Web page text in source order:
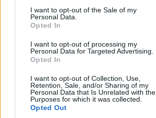
I want to opt-out of the Sale of my
Personal Data.
Opted In
I want to opt-out of processing my
Personal Data for Targeted Advertising.
Opted In
I want to opt-out of Collection, Use,
Retention, Sale, and/or Sharing of my
Personal Data that Is Unrelated with the
Purposes for which it was collected.
Opted Out